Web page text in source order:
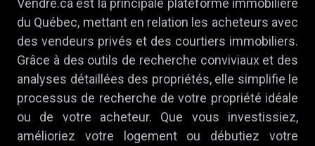
Vendre.ca est la principale plateforme immobilière
du Québec, mettant en relation les acheteurs avec
des vendeurs privés et des courtiers immobiliers.
Grâce à des outils de recherche conviviaux et des
analyses détaillées des propriétés, elle simplifie le
processus de recherche de votre propriété idéale
ou de votre acheteur. Que vous investissiez,
amélioriez votre logement ou débutiez votre